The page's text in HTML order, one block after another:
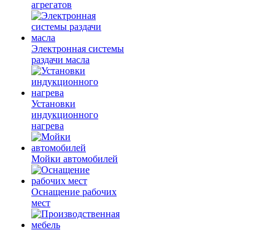
агрегатов
Электронная системы
раздачи масла
Установки
индукционного
нагрева
Мойки автомобилей
Оснащение рабочих
мест